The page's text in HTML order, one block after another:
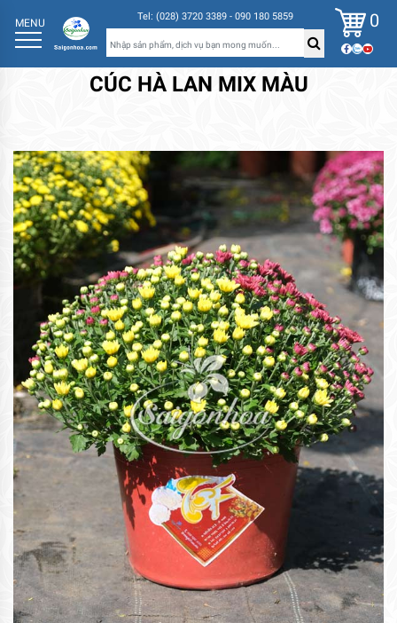
MENU Tel: (028) 3720 3389 - 090 180 5859 0
CÚC HÀ LAN MIX MÀU